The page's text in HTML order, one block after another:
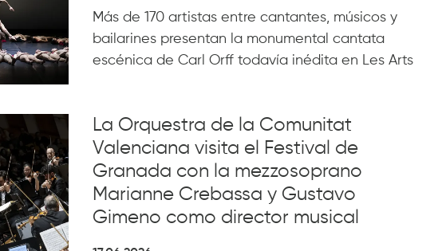
Más de 170 artistas entre cantantes, músicos y
bailarines presentan la monumental cantata
escénica de Carl Orff todavía inédita en Les Arts
La Orquestra de la Comunitat
Valenciana visita el Festival de
Granada con la mezzosoprano
Marianne Crebassa y Gustavo
Gimeno como director musical